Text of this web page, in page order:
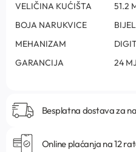
VELIČINA KUĆIŠTA
51.2
BOJA NARUKVICE
MEHANIZAM
GARANCIJA
24
Besplatna dostava za
Online plaćanja na 12